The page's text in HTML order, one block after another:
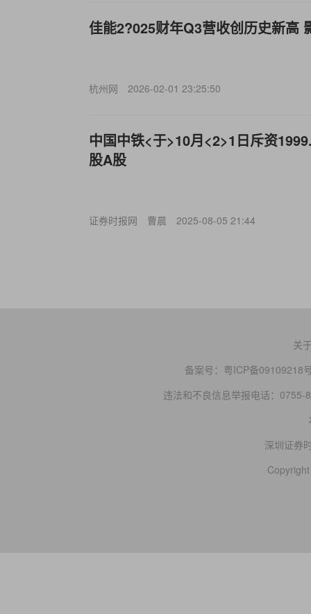
佳能2?025财年Q3营收创历史新高
杭州网 2026-02-01 23:25:50
中国中铁<于>10月<2>1日斥资
股A股
证券时报网 曹晨 2025-08-05 21:44
关
备案号： 粤ICP备09109218
违法和不良信息举报电话：0755-
深圳证券